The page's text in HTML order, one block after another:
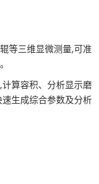
等三维显微测量,可准
算容积、分析显示磨
生成综合参数及分析